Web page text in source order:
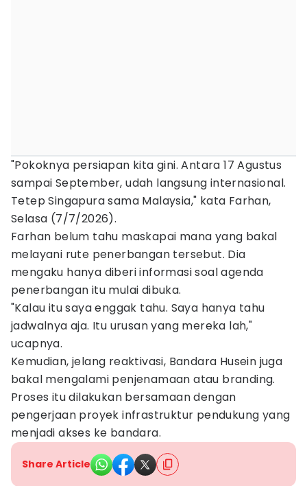
"Pokoknya persiapan kita gini. Antara 17 Agustus
sampai September, udah langsung internasional.
Tetep Singapura sama Malaysia," kata Farhan,
Selasa (7/7/2026).
Farhan belum tahu maskapai mana yang bakal
melayani rute penerbangan tersebut. Dia
mengaku hanya diberi informasi soal agenda
penerbangan itu mulai dibuka.
"Kalau itu saya enggak tahu. Saya hanya tahu
jadwalnya aja. Itu urusan yang mereka lah,"
ucapnya.
Kemudian, jelang reaktivasi, Bandara Husein juga
bakal mengalami penjenamaan atau branding.
Proses itu dilakukan bersamaan dengan
pengerjaan proyek infrastruktur pendukung yang
menjadi akses ke bandara.
Share Article